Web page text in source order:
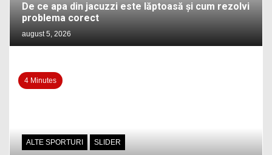
De ce apa din jacuzzi este lăptoasă și cum rezolvi
problema corect
august 5, 2026
4 Minutes
ALTE SPORTURI SLIDER